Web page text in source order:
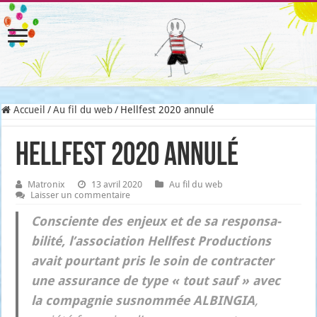
Accueil / Au fil du web / Hellfest 2020 annulé
Hellfest 2020 annulé
Matronix 13 avril 2020
Au fil du web
Laisser un commentaire
Consciente des enjeux et de sa res­pon­sa­
bi­li­té, l’association Hell­fest Pro­duc­tions
avait pour­tant pris le soin de contrac­ter
une assu­rance de type « tout sauf » avec
la com­pa­gnie sus­nom­mée ALBINGIA,